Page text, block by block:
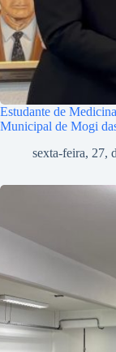
Estudante de
Municipal de Mogi
sexta-feira, 27,